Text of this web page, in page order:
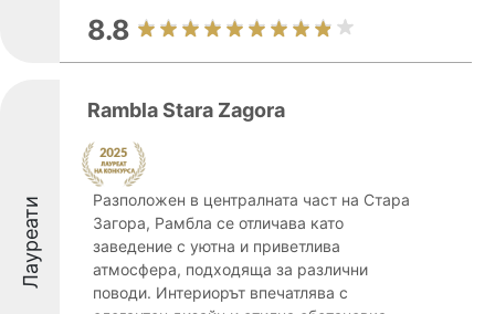
8.8
Лауреати
Rambla Stara Zagora
Разположен в централната част на Стара
Загора, Рамбла се отличава като
заведение с уютна и приветлива
атмосфера, подходяща за различни
поводи. Интериорът впечатлява с